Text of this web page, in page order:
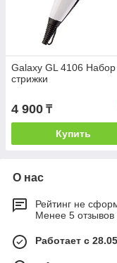
Galaxy GL 4106
стрижки
4 900 ₸
Купить
О нас
Рейтинг не
Менее 5 отзывов
Работает с